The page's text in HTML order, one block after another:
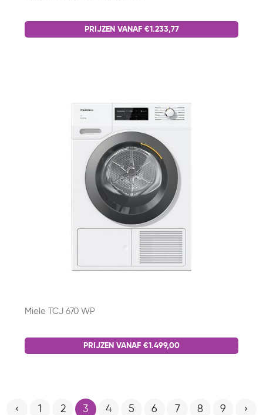
PRIJZEN VANAF €1.233,77
Miele TCJ 670 WP
PRIJZEN VANAF €1.499,00
‹ 1 2 3 4 5 6 7 8 9 ›